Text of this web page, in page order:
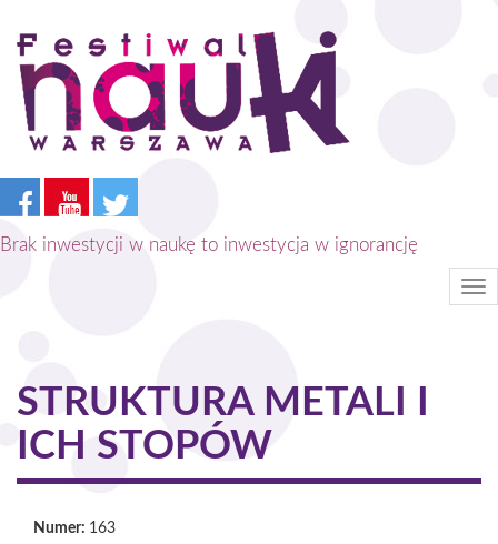
Przejdź
treści
Brak inwestycji w naukę to inwestycja w ignorancję
STRUKTURA METALI I
ICH STOPÓW
Numer: 163